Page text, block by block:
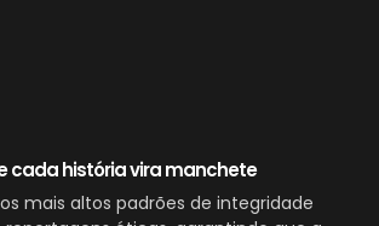
cada história vira manchete
mais altos padrões de integridade